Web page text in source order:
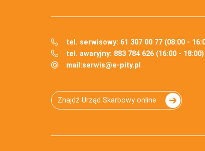
tel. serwisowy: 61 307 00 77 (08:00 -
tel. awaryjny: 883 784 626 (16:00 - 18:00)
mail:serwis@e-pity.pl
Znajdź Urząd Skarbowy online